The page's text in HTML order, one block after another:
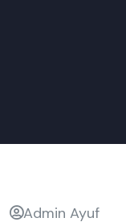
Admin Ayuf